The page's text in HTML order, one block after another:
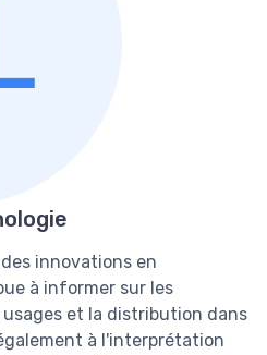
innovations en
à informer sur les
et la distribution dans
à l'interprétation